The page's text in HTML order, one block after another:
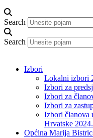
Search
Search
Izbori
Lokalni izbori
Izbori za
Izbori za
Izbori za
Izbori članova
Hrvatske 2024.
Općina Marija